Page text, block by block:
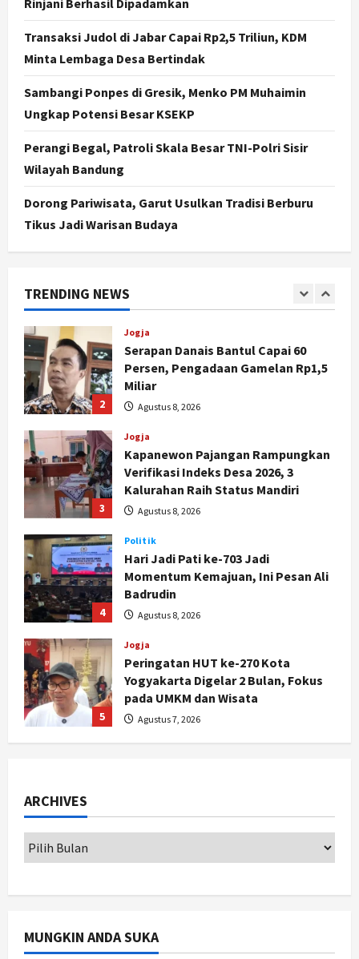
Rinjani Berhasil Dipadamkan
Transaksi Judol di Jabar Capai Rp2,5 Triliun, KDM
Minta Lembaga Desa Bertindak
Sambangi Ponpes di Gresik, Menko PM Muhaimin
Ungkap Potensi Besar KSEKP
Perangi Begal, Patroli Skala Besar TNI-Polri Sisir
Wilayah Bandung
Dorong Pariwisata, Garut Usulkan Tradisi Berburu
Tikus Jadi Warisan Budaya
TRENDING NEWS
4
5
Jogja
Peringatan HUT ke-270 Kota
Yogyakarta Digelar 2 Bulan, Fokus
pada UMKM dan Wisata
Agustus 7, 2026
1
Politik
Terkumpul Rp200 Miliar, LPSK
Targetkan Dana Abadi Rp1 Triliun
Agustus 9, 2026
2
Jogja
Persen, Pengadaan Gamelan Rp1,5
Miliar
Agustus 8, 2026
3
Jogja
Kapanewon Pajangan Rampungkan
Verifikasi Indeks Desa 2026, 3
Kalurahan Raih Status Mandiri
Agustus 8, 2026
4
Politik
Hari Jadi Pati ke-703 Jadi
Momentum Kemajuan, Ini Pesan Ali
Badrudin
Agustus 8, 2026
5
Jogja
Peringatan HUT ke-270 Kota
Yogyakarta Digelar 2 Bulan, Fokus
pada UMKM dan Wisata
Agustus 7, 2026
1
Politik
Dana Bantuan Korban TPKS
Terkumpul Rp200 Miliar, LPSK
Targetkan Dana Abadi Rp1 Triliun
Agustus 9, 2026
3
Kapanewon Pajangan Rampungkan
Kalurahan Raih Status Mandiri
Agustus 8, 2026
ARCHIVES
MUNGKIN ANDA SUKA